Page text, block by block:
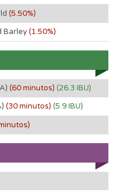
(5.50%)
Barley(1.50%)
(60 minutos) (26.3 IBU)
(30 minutos) (5.9 IBU)